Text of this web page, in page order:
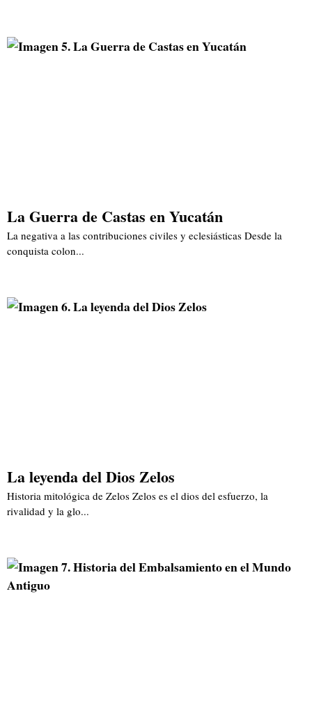
La Guerra de Castas en Yucatán
La negativa a las contribuciones civiles y eclesiásticas Desde la
conquista colon...
La leyenda del Dios Zelos
Historia mitológica de Zelos Zelos es el dios del esfuerzo, la
rivalidad y la glo...